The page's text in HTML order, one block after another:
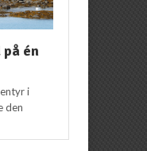
én
i
den